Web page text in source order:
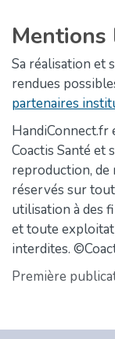
Mentions
Sa réalisation et
rendues
partenaires
HandiConnect.fr
Coactis Santé et
reproduction, de
réservés sur
utilisation à des
et toute
interdites.
Première